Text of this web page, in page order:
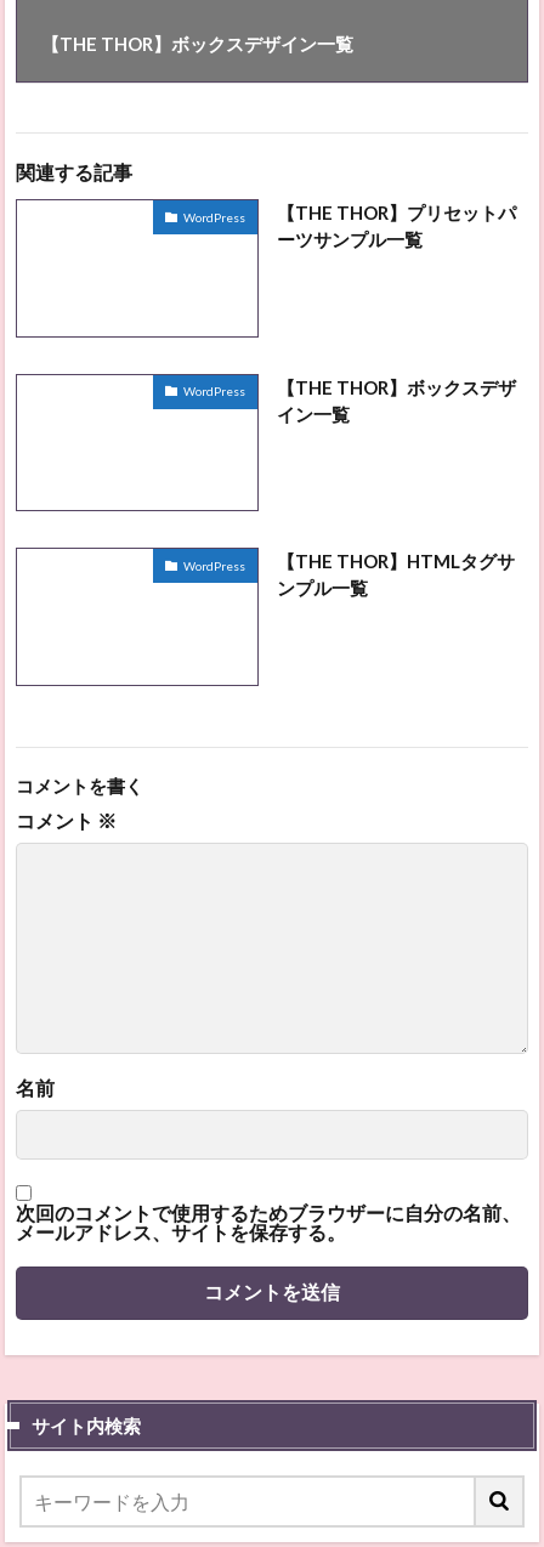
【THE THOR】ボックスデザイン一覧
関連する記事
WordPress
【THE THOR】プリセットパ
ーツサンプル一覧
WordPress
【THE THOR】ボックスデザ
イン一覧
WordPress
【THE THOR】HTMLタグサ
ンプル一覧
コメントを書く
コメント ※
名前
次回のコメントで使用するためブラウザーに自分の名前、
メールアドレス、サイトを保存する。
サイト内検索